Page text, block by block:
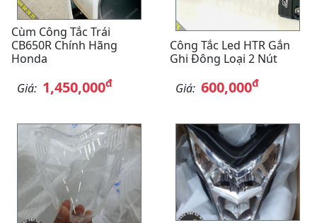
Cùm Công Tắc Trái
CB650R Chính Hãng
Honda
Giá: 1,450,000đ
Công Tắc Led HTR Gắn
Ghi Đông Loại 2 Nút
Giá: 600,000đ